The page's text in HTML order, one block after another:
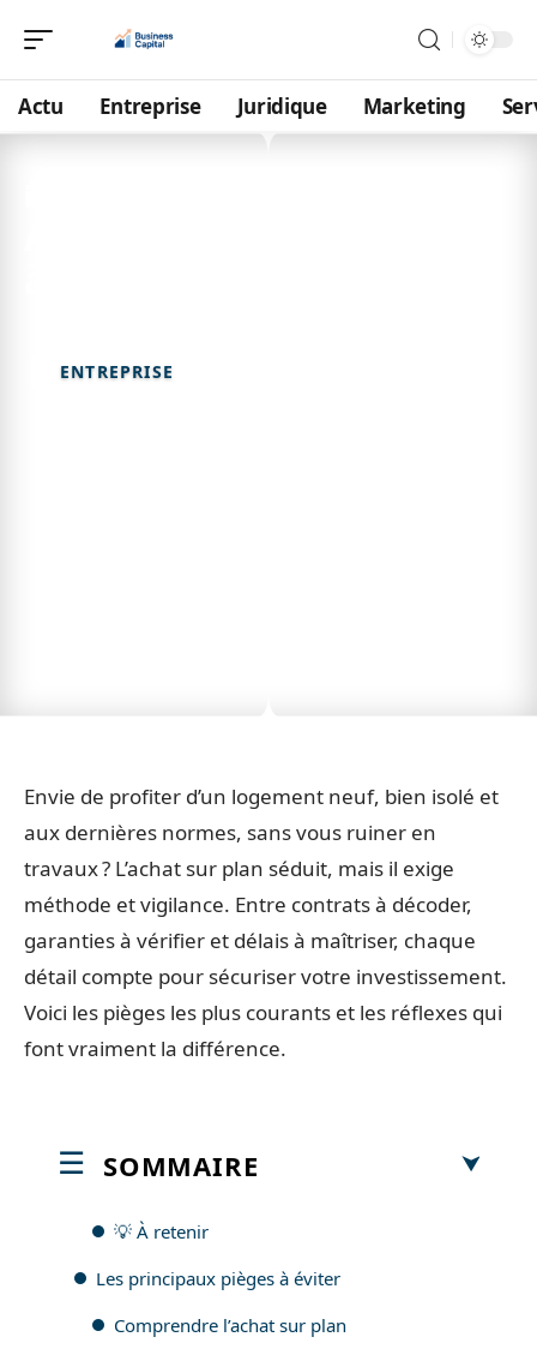
Actu Entreprise Juridique Marketing
ENTREPRISE
Envie de profiter d’un logement neuf, bien isolé et
aux dernières normes, sans vous ruiner en
travaux ? L’achat sur plan séduit, mais il exige
méthode et vigilance. Entre contrats à décoder,
garanties à vérifier et délais à maîtriser, chaque
détail compte pour sécuriser votre investissement.
Voici les pièges les plus courants et les réflexes qui
font vraiment la différence.
SOMMAIRE
💡 À retenir
Les principaux pièges à éviter
Comprendre l’achat sur plan